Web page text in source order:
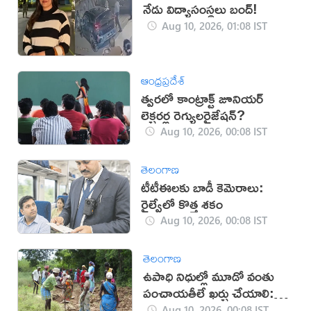
నేడు విద్యాసంస్థలు బంద్!
Aug 10, 2026, 01:08 IST
ఆంధ్రప్రదేశ్
త్వరలో కాంట్రాక్ట్‌ జూనియర్
లెక్చరర్ల రెగ్యులరైజేషన్?
Aug 10, 2026, 00:08 IST
తెలంగాణ
టీటీఈలకు బాడీ కెమెరాలు:
రైల్వేలో కొత్త శకం
Aug 10, 2026, 00:08 IST
తెలంగాణ
ఉపాధి నిధుల్లో మూడో వంతు
పంచాయతీలే ఖర్చు చేయాలి: